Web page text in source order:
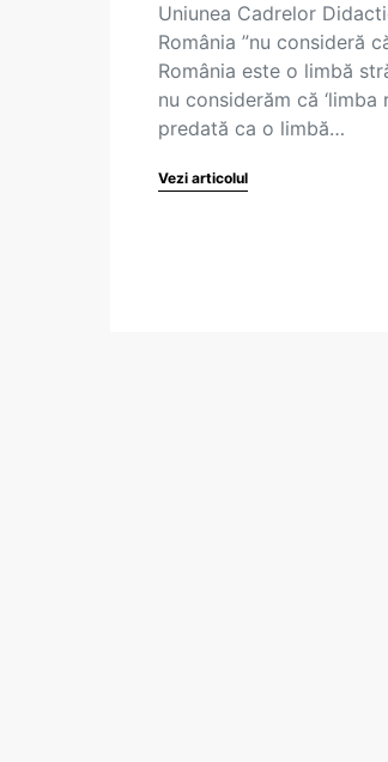
Uniunea Cadrelor
România ”nu consideră
România este o limbă
nu considerăm că
predată ca o limbă…
Vezi articolul